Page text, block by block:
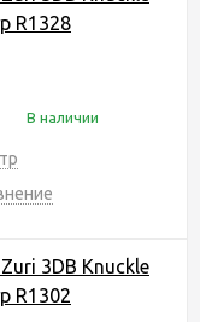
R1328
В наличии
3DB Knuckle
R1302